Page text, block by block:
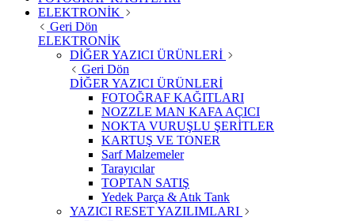
ELEKTRONİK
Geri Dön
ELEKTRONİK
DİĞER YAZICI ÜRÜNLERİ
Geri Dön
DİĞER YAZICI ÜRÜNLERİ
FOTOĞRAF KAĞITLARI
NOZZLE MAN KAFA AÇICI
NOKTA VURUŞLU ŞERİTLER
KARTUŞ VE TONER
Sarf Malzemeler
Tarayıcılar
TOPTAN SATIŞ
Yedek Parça & Atık Tank
YAZICI RESET YAZILIMLARI